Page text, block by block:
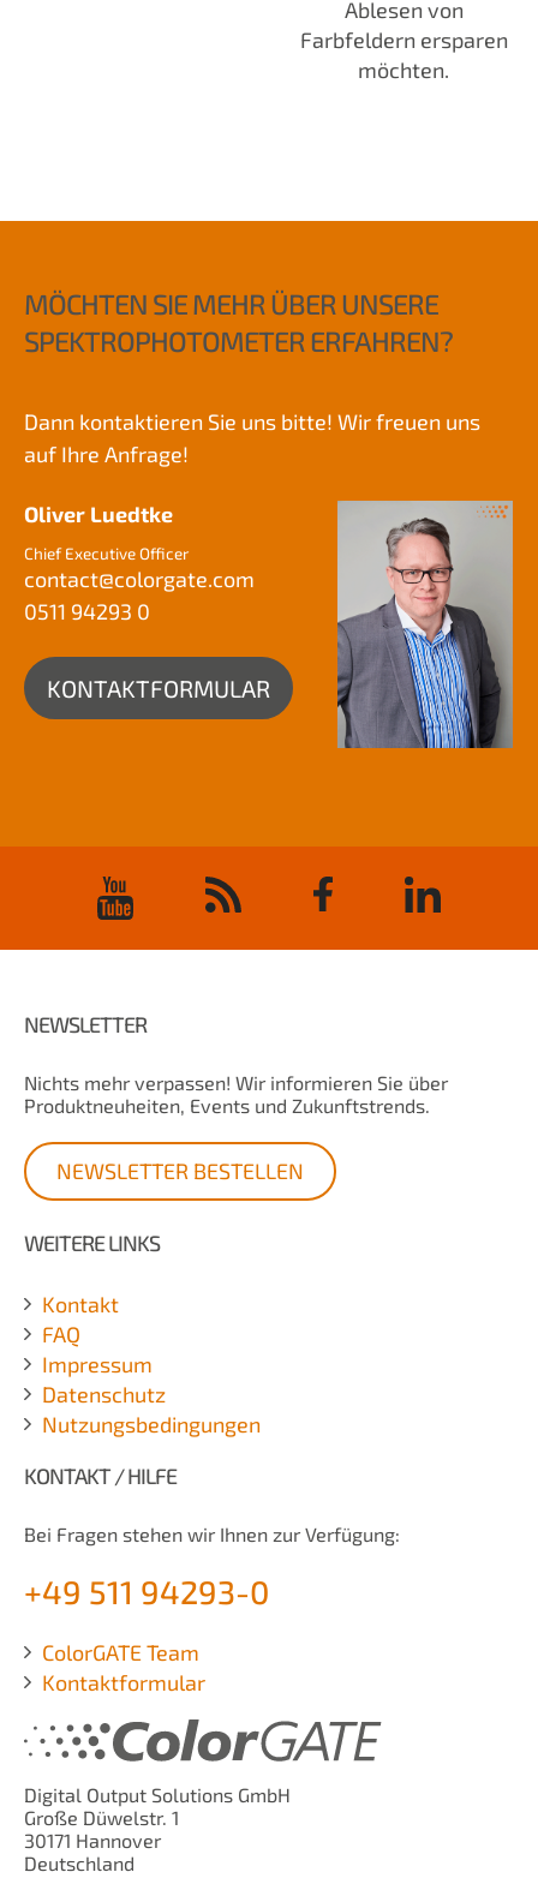
Ablesen von
Farbfeldern ersparen
möchten.
MÖCHTEN SIE MEHR ÜBER UNSERE
SPEKTROPHOTOMETER ERFAHREN?
Dann kontaktieren Sie uns bitte! Wir freuen uns
auf Ihre Anfrage!
Oliver Luedtke
Chief Executive Officer
contact@colorgate.com
0511 94293 0
KONTAKTFORMULAR
NEWSLETTER
Nichts mehr verpassen! Wir informieren Sie über
Produktneuheiten, Events und Zukunftstrends.
NEWSLETTER BESTELLEN
WEITERE LINKS
Kontakt
FAQ
Impressum
Datenschutz
Nutzungsbedingungen
KONTAKT / HILFE
Bei Fragen stehen wir Ihnen zur Verfügung:
+49 511 94293-0
ColorGATE Team
Kontaktformular
Digital Output Solutions GmbH
Große Düwelstr. 1
30171 Hannover
Deutschland